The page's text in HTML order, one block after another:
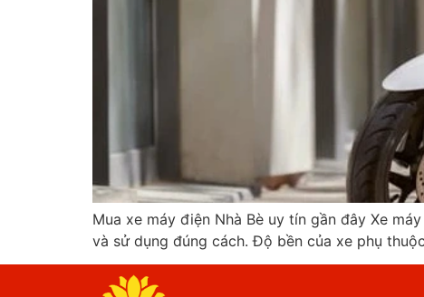
Mua xe máy điện Nhà Bè uy tín gần đây Xe
và sử dụng đúng cách. Độ bền của xe phụ